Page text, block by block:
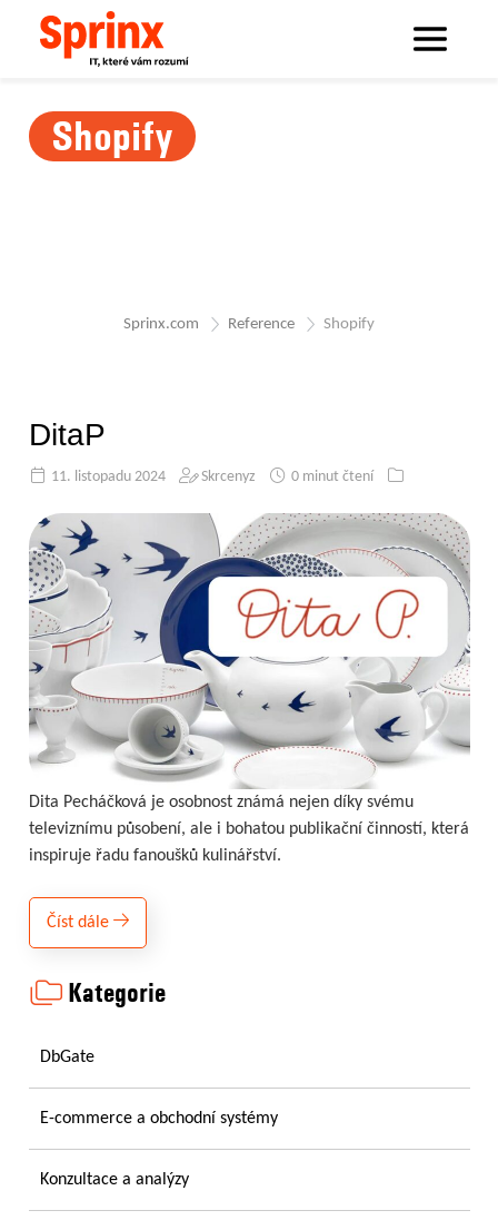
Shopify
Sprinx.com Reference Shopify
DitaP
11. listopadu 2024 Skrcenyz 0 minut čtení
Dita Pecháčková je osobnost známá nejen díky svému
televiznímu působení, ale i bohatou publikační činností, která
inspiruje řadu fanoušků kulinářství.
Číst dále
Kategorie
DbGate
E-commerce a obchodní systémy
Konzultace a analýzy